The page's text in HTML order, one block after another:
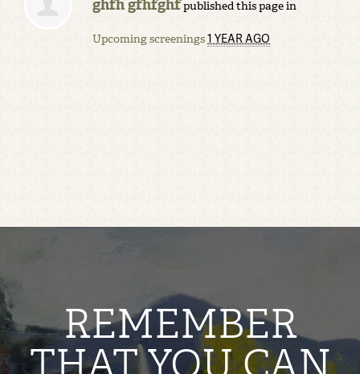
ghfh gfhfghfpublished this page in
Upcoming screenings1 YEAR AGO
REMEMBER